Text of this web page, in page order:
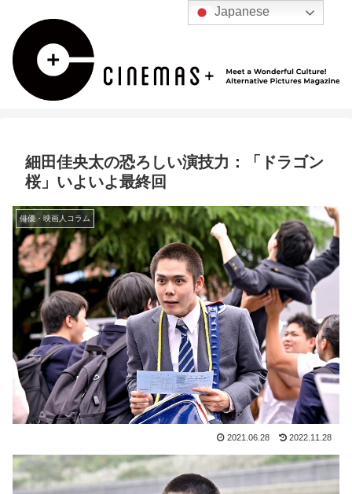
細田佳央太の恐ろしい演技力：「ドラゴン
桜」いよいよ最終回
俳優・映画人コラム
2021.06.28 2022.11.28
Japanese